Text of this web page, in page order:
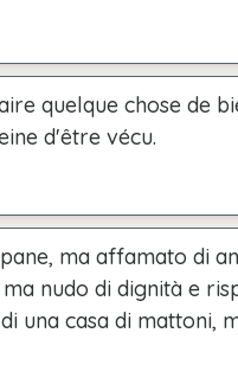
quelque chose de
d'être vécu.
ma affamato di
nudo di dignità e
una casa di mattoni,